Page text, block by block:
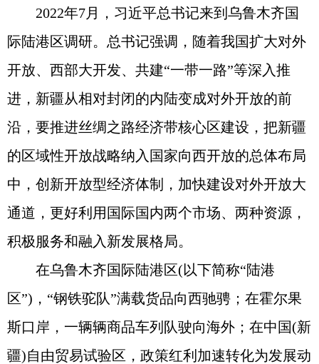
2022年7月，习近平总书记来到乌鲁木齐国
际陆港区调研。总书记强调，随着我国扩大对外
开放、西部大开发、共建“一带一路”等深入推
进，新疆从相对封闭的内陆变成对外开放的前
沿，要推进丝绸之路经济带核心区建设，把新疆
的区域性开放战略纳入国家向西开放的总体布局
中，创新开放型经济体制，加快建设对外开放大
通道，更好利用国际国内两个市场、两种资源，
积极服务和融入新发展格局。
在乌鲁木齐国际陆港区(以下简称“陆港
区”)，“钢铁驼队”满载货品向西驰骋；在霍尔果
斯口岸，一辆辆商品车列队驶向海外；在中国(新
疆)自由贸易试验区，政策红利加速转化为发展动